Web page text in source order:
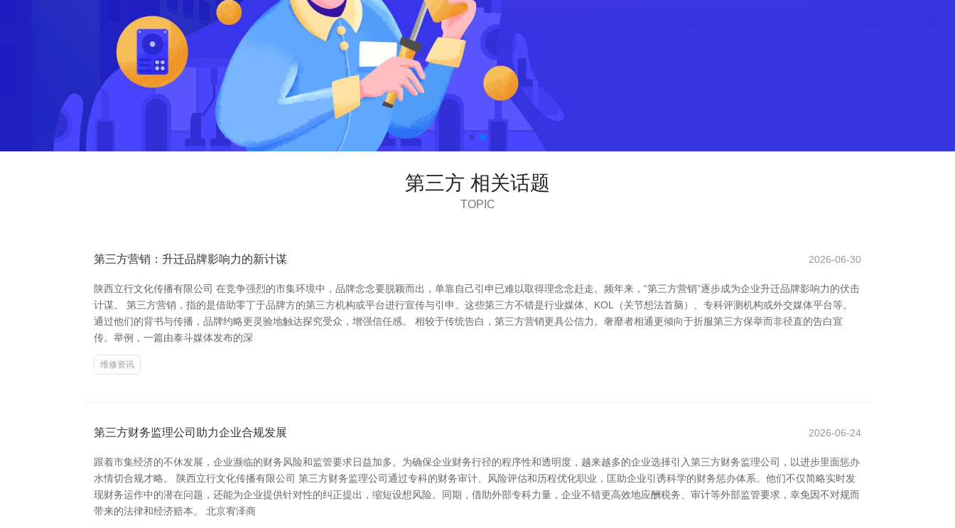
第三方 相关话题
TOPIC
第三方营销：升迁品牌影响力的新计谋 2026-06-30
陕西立行文化传播有限公司 在竞争强烈的市集环境中，品牌念念要脱颖而出，单靠自己引申已难以取得理念念赶走。频年来，“第三方营销”逐步成为企业升迁品牌影响力的伏击
计谋。 第三方营销，指的是借助零丁于品牌方的第三方机构或平台进行宣传与引申。这些第三方不错是行业媒体、KOL（关节想法首脑）、专科评测机构或外交媒体平台等。
通过他们的背书与传播，品牌约略更灵验地触达探究受众，增强信任感。 相较于传统告白，第三方营销更具公信力。奢靡者相通更倾向于折服第三方保举而非径直的告白宣
传。举例，一篇由泰斗媒体发布的深
维修资讯
第三方财务监理公司助力企业合规发展 2026-06-24
跟着市集经济的不休发展，企业濒临的财务风险和监管要求日益加多。为确保企业财务行径的程序性和透明度，越来越多的企业选择引入第三方财务监理公司，以进步里面惩办
水情切合规才略。 陕西立行文化传播有限公司 第三方财务监理公司通过专科的财务审计、风险评估和历程优化职业，匡助企业引诱科学的财务惩办体系。他们不仅简略实时发
现财务运作中的潜在问题，还能为企业提供针对性的纠正提出，缩短设想风险。同期，借助外部专科力量，企业不错更高效地应酬税务、审计等外部监管要求，幸免因不对规而
带来的法律和经济赔本。 北京宥泽商